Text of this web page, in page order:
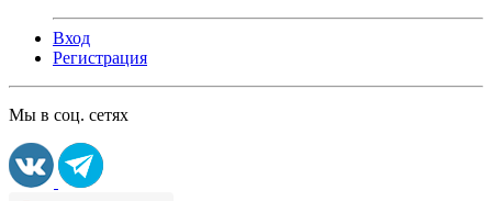
Вход
Регистрация
Мы в соц. сетях